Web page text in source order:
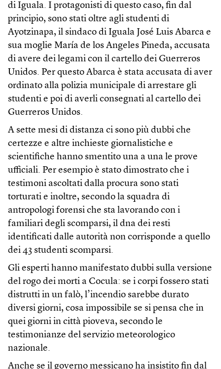
di Iguala. I protagonisti di questo caso, fin dal
principio, sono stati oltre agli studenti di
Ayotzinapa, il sindaco di Iguala José Luis Abarca e
sua moglie María de los Angeles Pineda, accusata
di avere dei legami con il cartello dei Guerreros
Unidos. Per questo Abarca è stata accusata di aver
ordinato alla polizia municipale di arrestare gli
studenti e poi di averli consegnati al cartello dei
Guerreros Unidos.
A sette mesi di distanza ci sono più dubbi che
certezze e altre inchieste giornalistiche e
scientifiche hanno smentito una a una le prove
ufficiali. Per esempio è stato dimostrato che i
testimoni ascoltati dalla procura sono stati
torturati e inoltre, secondo la squadra di
antropologi forensi che sta lavorando con i
familiari degli scomparsi, il dna dei resti
identificati dalle autorità non corrisponde a quello
dei 43 studenti scomparsi.
Gli esperti hanno manifestato dubbi sulla versione
del rogo dei morti a Cocula: se i corpi fossero stati
distrutti in un falò, l’incendio sarebbe durato
diversi giorni, cosa impossibile se si pensa che in
quei giorni in città pioveva, secondo le
testimonianze del servizio meteorologico
nazionale.
Anche se il governo messicano ha insistito fin dal